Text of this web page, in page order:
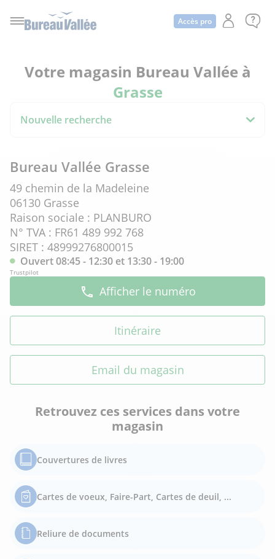
Accès pro
Votre magasin Bureau Vallée à
Grasse
Nouvelle recherche
Bureau Vallée Grasse
49 chemin de la Madeleine
06130 Grasse
Raison sociale : PLANBURO
N° TVA : FR61 489 992 768
SIRET : 48999276800015
Ouvert 08:45 - 12:30 et 13:30 - 19:00
Trustpilot
Afficher le numéro
Itinéraire
Email du magasin
Retrouvez ces services dans votre
magasin
Couvertures de livres
Cartes de voeux, Faire-Part, Cartes de deuil, ...
Reliure de documents